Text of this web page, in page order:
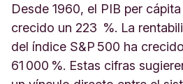
Desde 1960, el PIB per
crecido un 223 %. La
del índice S&P 500 ha
61 000 %. Estas cifras